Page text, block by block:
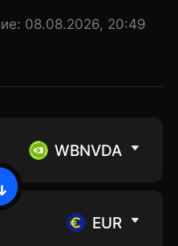
08.08.2026, 20:49
WBNVDA
EUR